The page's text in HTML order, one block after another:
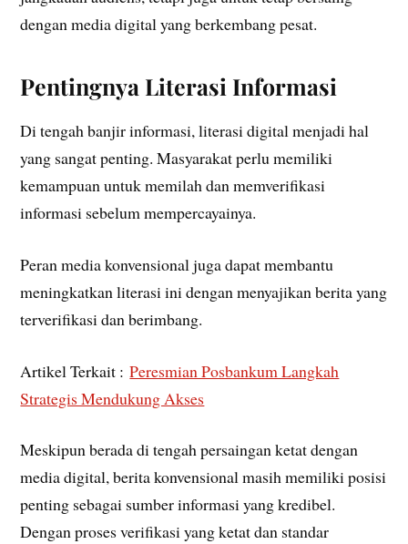
dengan media digital yang berkembang pesat.
Pentingnya Literasi Informasi
Di tengah banjir informasi, literasi digital menjadi hal
yang sangat penting. Masyarakat perlu memiliki
kemampuan untuk memilah dan memverifikasi
informasi sebelum mempercayainya.
Peran media konvensional juga dapat membantu
meningkatkan literasi ini dengan menyajikan berita yang
terverifikasi dan berimbang.
Artikel Terkait :Peresmian Posbankum Langkah
Strategis Mendukung Akses
Meskipun berada di tengah persaingan ketat dengan
media digital, berita konvensional masih memiliki posisi
penting sebagai sumber informasi yang kredibel.
Dengan proses verifikasi yang ketat dan standar